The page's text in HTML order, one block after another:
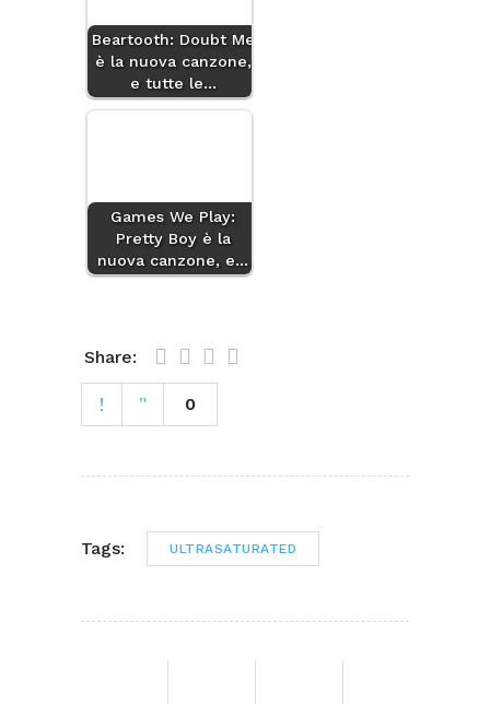
Beartooth: Doubt Me
è la nuova canzone,
e tutte le…
Games We Play:
Pretty Boy è la
nuova canzone, e…
Share:
0
Tags: ULTRASATURATED